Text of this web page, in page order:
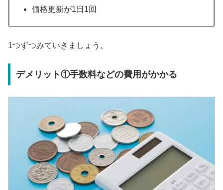
価格更新が1日1回
1つずつみていきましょう。
デメリット①手数料などの費用がかかる